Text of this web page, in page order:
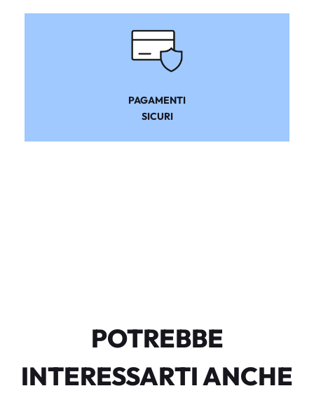
PAGAMENTI
SICURI
POTREBBE
INTERESSARTI ANCHE